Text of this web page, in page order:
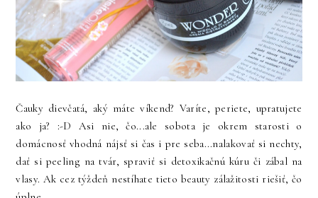
Čauky dievčatá, aký máte víkend? Varíte, periete, upratujete
ako ja? :-D Asi nie, čo...ale sobota je okrem starosti o
domácnosť vhodná nájsť si čas i pre seba...nalakovať si nechty,
dať si peeling na tvár, spraviť si detoxikačnú kúru či zábal na
vlasy. Ak cez týždeň nestíhate tieto beauty zálažitosti riešiť, čo